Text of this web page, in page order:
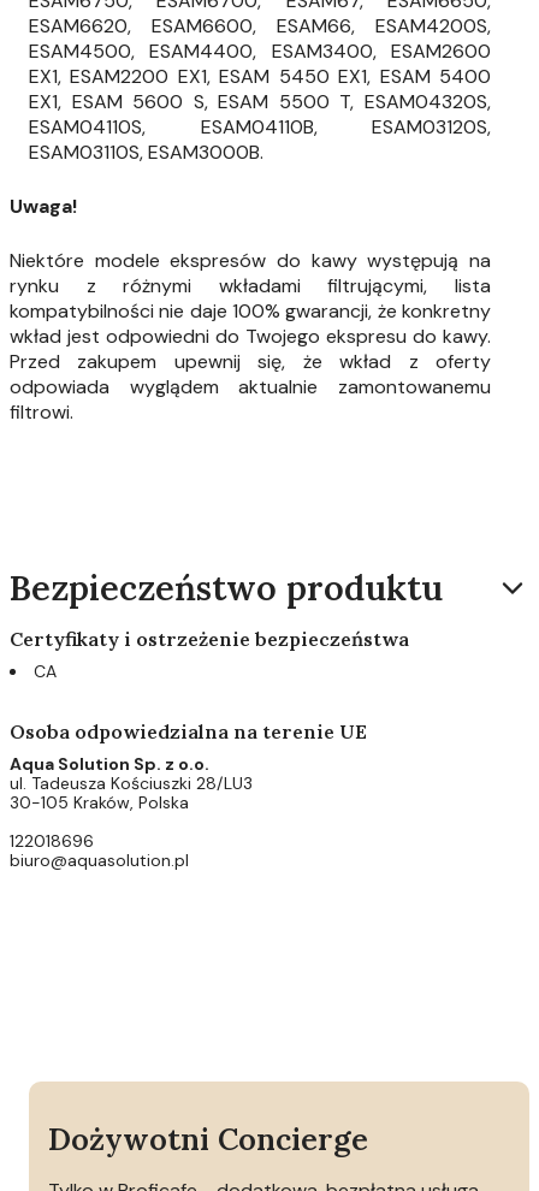
ESAM6620, ESAM6600, ESAM66, ESAM4200S,
ESAM4500, ESAM4400, ESAM3400, ESAM2600
EX1, ESAM2200 EX1, ESAM 5450 EX1, ESAM 5400
EX1, ESAM 5600 S, ESAM 5500 T, ESAM04320S,
ESAM04110S, ESAM04110B, ESAM03120S,
ESAM03110S, ESAM3000B.
Uwaga!
Niektóre modele ekspresów do kawy występują na
rynku z różnymi wkładami filtrującymi, lista
kompatybilności nie daje 100% gwarancji, że konkretny
wkład jest odpowiedni do Twojego ekspresu do kawy.
Przed zakupem upewnij się, że wkład z oferty
odpowiada wyglądem aktualnie zamontowanemu
filtrowi.
Bezpieczeństwo produktu
Certyfikaty i ostrzeżenie bezpieczeństwa
CA
Osoba odpowiedzialna na terenie UE
Aqua Solution Sp. z o.o.
ul. Tadeusza Kościuszki 28/LU3
30-105 Kraków, Polska
122018696
biuro@aquasolution.pl
Dożywotni Concierge